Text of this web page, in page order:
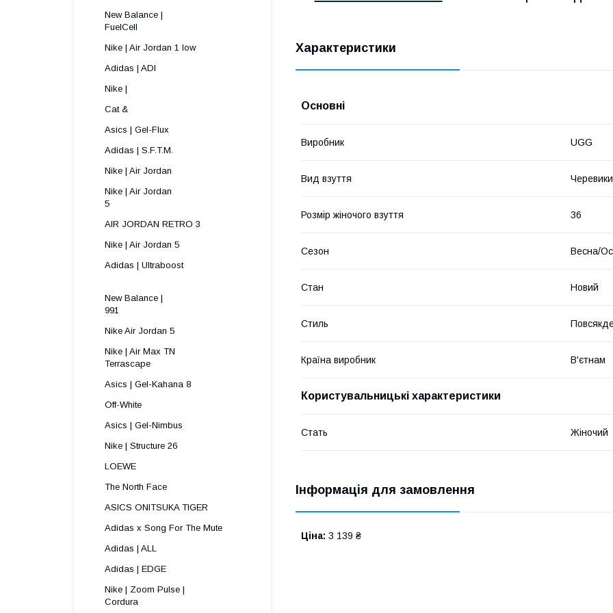
Характеристики
Основні
Виробник UGG
Вид взуття Черевики
Розмір жіночого взуття 36
Сезон Весна/
Стан Новий
Стиль
Країна виробник В'єтнам
Користувальницькі характеристики
Стать Жіночий
Інформація для замовлення
Ціна: 3 139 ₴
New Balance |
FuelCell ​
Nike | Air Jordan 1 low
Adidas | ADI
Nike |
Cat &
Asics | Gel-Flux
Adidas | S.F.T.M.
Nike | Air Jordan
Nike | Air Jordan
5 ​
AIR JORDAN RETRO 3
Nike | Air Jordan 5
Adidas | Ultraboost
New Balance |
991 ​
Nike Air Jordan 5
Nike | Air Max TN
Terrascape ​
Asics | Gel-Kahana 8
Off-White
Asics | Gel-Nimbus
Nike | Structure 26
LOEWE
The North Face
ASICS ONITSUKA TIGER
Adidas x Song For The Mute
Adidas | ALL
Adidas | EDGE
Nike | Zoom Pulse |
Cordura ​